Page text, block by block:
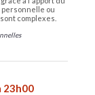
ou
complexes.
23h00